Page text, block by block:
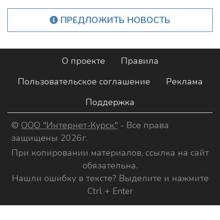
ПРЕДЛОЖИТЬ НОВОСТЬ
О проекте
Правила
Пользовательское соглашение
Реклама
Поддержка
© ООО "Интернет-Курск" - Все права
защищены 2026г.
При копировании материалов, ссылка на сайт
обязательна.
Нашли ошибку в тексте? Выделите и нажмите
Ctrl + Enter